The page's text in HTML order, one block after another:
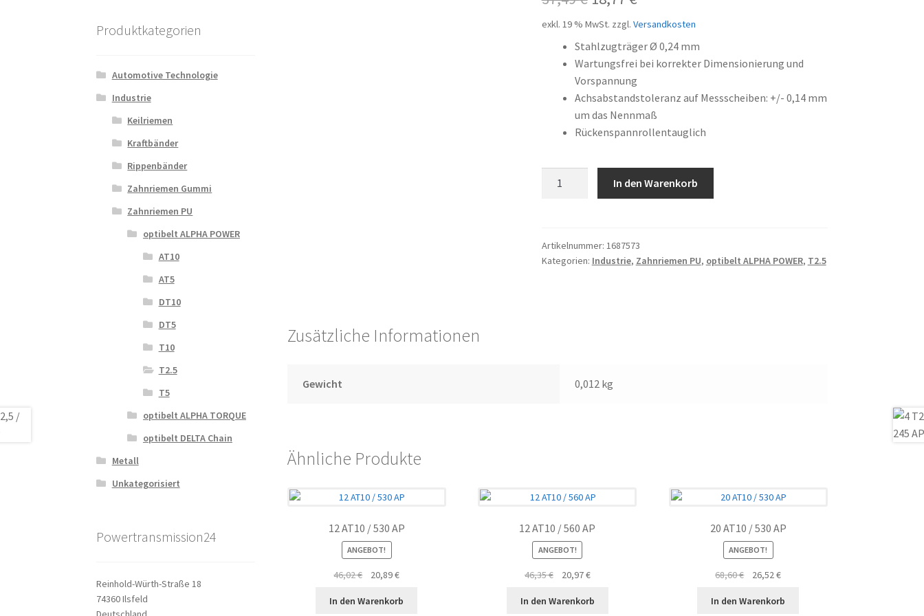
Preis
war:
37,49 €
Preis
ist:
18,77 €.
exkl. 19 % MwSt. zzgl. Versandkosten
Stahlzugträger Ø 0,24 mm
Wartungsfrei bei korrekter Dimensionierung und
Vorspannung
Achsabstandstoleranz auf Messscheiben: +/- 0,14 mm
um das Nennmaß
Rückenspannrollentauglich
AP
Menge
In den Warenkorb
Artikelnummer: 1687573
Kategorien: Industrie, Zahnriemen PU, optibelt ALPHA POWER, T2.5
Zusätzliche Informationen
Gewicht 0,012 kg
Ähnliche Produkte
12 AT10 / 530 AP
ANGEBOT!
46,02€
Ursprünglicher
war:
20,89€Aktueller
ist:
In den Warenkorb
12 AT10 / 560 AP
ANGEBOT!
46,35€
Ursprünglicher
war:
20,97€Aktueller
ist:
In den Warenkorb
20 AT10 / 530 AP
ANGEBOT!
68,60€
Ursprünglicher
war:
26,52€Aktueller
ist:
In den Warenkorb
Produktkategorien
Automotive Technologie
Industrie
Keilriemen
Kraftbänder
Rippenbänder
Zahnriemen Gummi
Zahnriemen PU
optibelt ALPHA POWER
AT10
AT5
DT10
DT5
T10
T2.5
T5
optibelt ALPHA TORQUE
optibelt DELTA Chain
Metall
Unkategorisiert
Powertransmission24
Reinhold-Würth-Straße 18
74360 Ilsfeld